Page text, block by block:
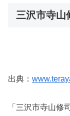
三沢市寺山
出典：
「三沢市寺山修